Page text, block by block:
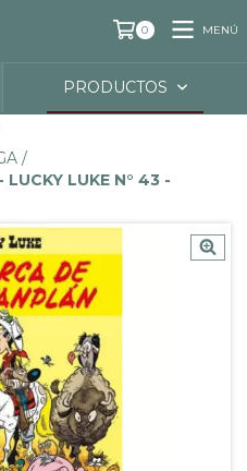
0 MENÚ
PRODUCTOS
/
LUCKY LUKE N° 43 -